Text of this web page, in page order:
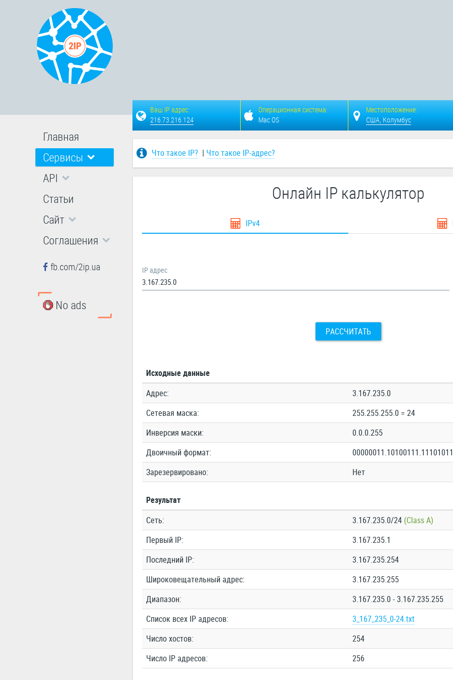
Главная
Сервисы
API
Статьи
Сайт
Соглашения
fb.com/2ip.ua
No ads
Ваш IP адрес:
216.73.216.124
Операционная система:
Mac OS
Местоположение:
США, Колумбус
Что такое IP? | Что такое IP-адрес?
Онлайн IP калькулятор
IPv4
IP адрес
РАССЧИТАТЬ
Исходные данные
Адрес:
3.167.235.0
Сетевая маска:
255.255.255.0 = 24
Инверсия маски:
0.0.0.255
Двоичный формат:
Зарезервировано:
Нет
Результат
Сеть:
3.167.235.0/24 (Class A)
Первый IP:
3.167.235.1
Последний IP:
3.167.235.254
Широковещательный адрес:
3.167.235.255
Диапазон:
3.167.235.0 - 3.167.235.255
Список всех IP адресов:
3_167_235_0-24.txt
Число хостов:
254
Число IP адресов:
256